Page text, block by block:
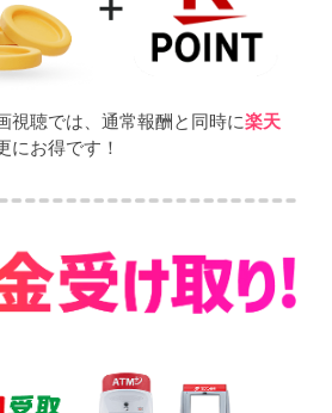
視聴では、通常報酬と同時に楽天
にお得です！